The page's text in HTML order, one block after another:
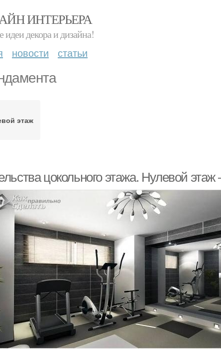
ИНТЕРЬЕРА
идеи декора и дизайна!
новости статьи
этаж
цокольного этажа. Нулевой